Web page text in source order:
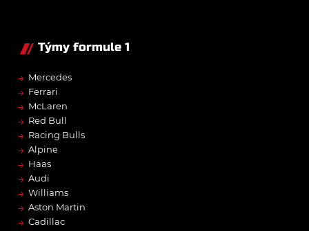
Týmy formule 1
→ Mercedes
→ Ferrari
→ McLaren
→ Red Bull
→ Racing Bulls
→ Alpine
→ Haas
→ Audi
→ Williams
→ Aston Martin
→ Cadillac